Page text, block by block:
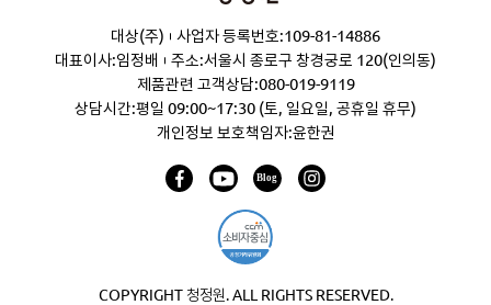
원
대상(주)
사업자 등록번호:109-81-14886
대표이사:임정배
주소:서울시 종로구 창경궁로 120(인의동)
제품관련 고객상담:080-019-9119
상담시간:평일 09:00~17:30 (토, 일요일, 공휴일 휴무)
개인정보 보호책임자:윤한권
COPYRIGHT 청정원. ALL RIGHTS RESERVED.